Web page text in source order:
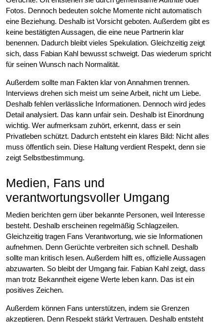
Fotos. Dennoch bedeuten solche Momente nicht automatisch
eine Beziehung. Deshalb ist Vorsicht geboten. Außerdem gibt es
keine bestätigten Aussagen, die eine neue Partnerin klar
benennen. Dadurch bleibt vieles Spekulation. Gleichzeitig zeigt
sich, dass Fabian Kahl bewusst schweigt. Das wiederum spricht
für seinen Wunsch nach Normalität.
Außerdem sollte man Fakten klar von Annahmen trennen.
Interviews drehen sich meist um seine Arbeit, nicht um Liebe.
Deshalb fehlen verlässliche Informationen. Dennoch wird jedes
Detail analysiert. Das kann unfair sein. Deshalb ist Einordnung
wichtig. Wer aufmerksam zuhört, erkennt, dass er sein
Privatleben schützt. Dadurch entsteht ein klares Bild: Nicht alles
muss öffentlich sein. Diese Haltung verdient Respekt, denn sie
zeigt Selbstbestimmung.
Medien, Fans und
verantwortungsvoller Umgang
Medien berichten gern über bekannte Personen, weil Interesse
besteht. Deshalb erscheinen regelmäßig Schlagzeilen.
Gleichzeitig tragen Fans Verantwortung, wie sie Informationen
aufnehmen. Denn Gerüchte verbreiten sich schnell. Deshalb
sollte man kritisch lesen. Außerdem hilft es, offizielle Aussagen
abzuwarten. So bleibt der Umgang fair. Fabian Kahl zeigt, dass
man trotz Bekanntheit eigene Werte leben kann. Das ist ein
positives Zeichen.
Außerdem können Fans unterstützen, indem sie Grenzen
akzeptieren. Denn Respekt stärkt Vertrauen. Deshalb entsteht